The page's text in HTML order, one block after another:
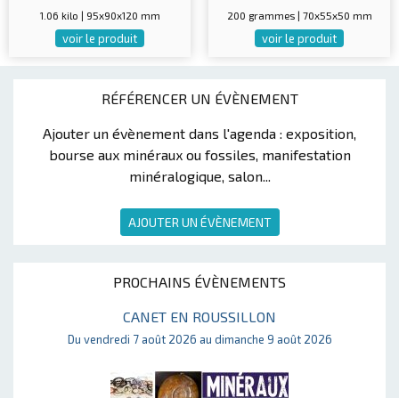
RÉFÉRENCER UN ÉVÈNEMENT
Ajouter un évènement dans l'agenda : exposition,
bourse aux minéraux ou fossiles, manifestation
minéralogique, salon...
AJOUTER UN ÉVÈNEMENT
PROCHAINS ÉVÈNEMENTS
CANET EN ROUSSILLON
Du vendredi 7 août 2026 au dimanche 9 août 2026
1.06 kilo | 95x90x120 mm
voir le produit
200 grammes | 70x55x50 mm
voir le produit